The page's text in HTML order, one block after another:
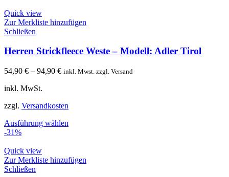
Quick view
Zur Merkliste hinzufügen
Schließen
Herren Strickfleece Weste – Modell: Adler Tirol
54,90 € – 94,90 € inkl. Mwst. zzgl. Versand
inkl. MwSt.
zzgl. Versandkosten
Ausführung wählen
-31%
Quick view
Zur Merkliste hinzufügen
Schließen